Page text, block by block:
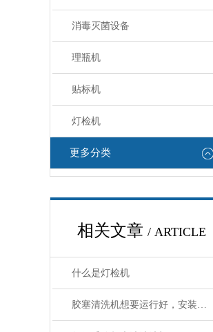
消毒灭菌设备
理瓶机
贴标机
灯检机
更多分类
相关文章 / ARTICLE
什么是灯检机
胶塞清洗机想要运行好，安装位置要选好